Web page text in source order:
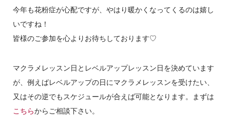
今年も花粉症が心配ですが、やはり暖かくなってくるのは嬉し
いですね！
皆様のご参加を心よりお待ちしております♡
マクラメレッスン日とレベルアップレッスン日を決めています
が、例えばレベルアップの日にマクラメレッスンを受けたい、
又はその逆でもスケジュールが合えば可能となります。まずは
こちらからご相談下さい。